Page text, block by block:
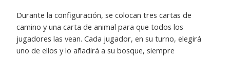
Durante la configuración, se colocan tres cartas de
camino y una carta de animal para que todos los
jugadores las vean. Cada jugador, en su turno, elegirá
uno de ellos y lo añadirá a su bosque, siempre